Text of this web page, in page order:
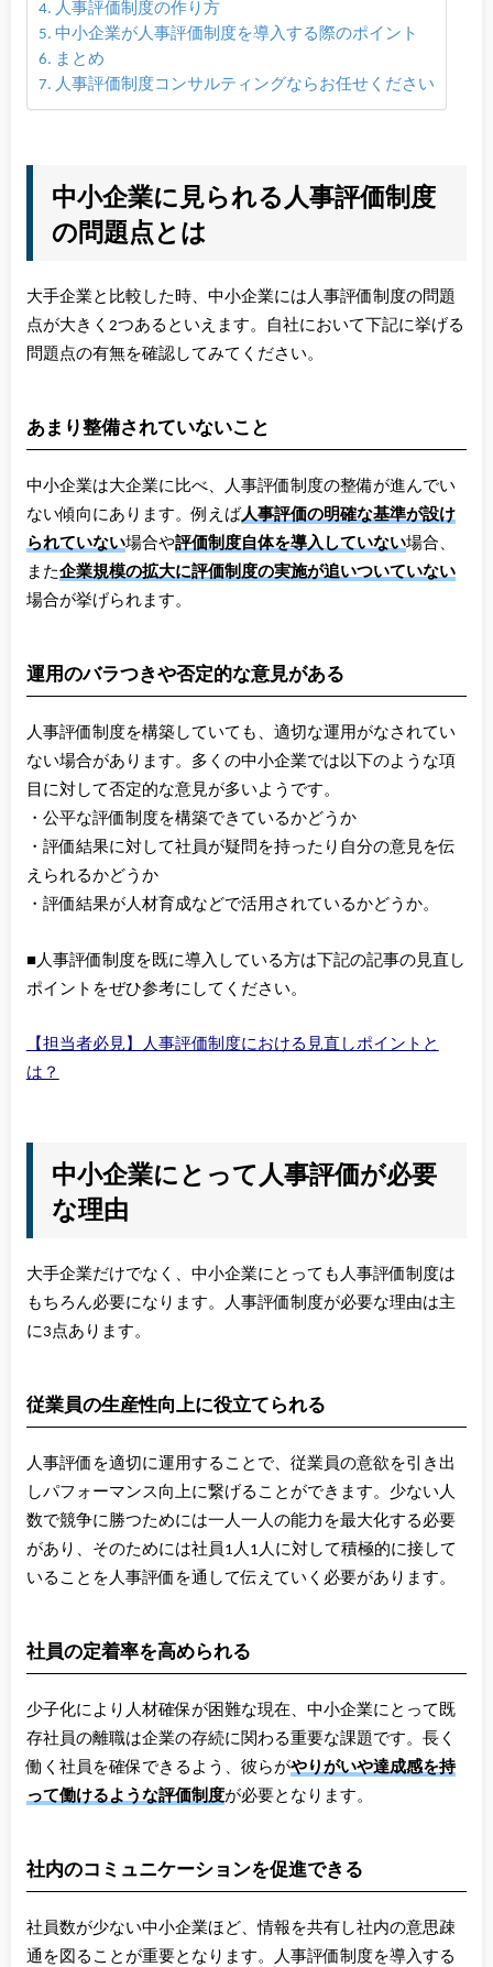
人事評価制度の作り方
中小企業が人事評価制度を導入する際のポイント
まとめ
人事評価制度コンサルティングならお任せください
中小企業に見られる人事評価制度
の問題点とは
大手企業と比較した時、中小企業には人事評価制度の問題
点が大きく2つあるといえます。自社において下記に挙げる
問題点の有無を確認してみてください。
あまり整備されていないこと
中小企業は大企業に比べ、人事評価制度の整備が進んでい
ない傾向にあります。例えば人事評価の明確な基準が設け
られていない場合や評価制度自体を導入していない場合、
また企業規模の拡大に評価制度の実施が追いついていない
場合が挙げられます。
運用のバラつきや否定的な意見がある
人事評価制度を構築していても、適切な運用がなされてい
ない場合があります。多くの中小企業では以下のような項
目に対して否定的な意見が多いようです。
・公平な評価制度を構築できているかどうか
・評価結果に対して社員が疑問を持ったり自分の意見を伝
えられるかどうか
・評価結果が人材育成などで活用されているかどうか。
■人事評価制度を既に導入している方は下記の記事の見直し
ポイントをぜひ参考にしてください。
【担当者必見】人事評価制度における見直しポイントと
は？
中小企業にとって人事評価が必要
な理由
大手企業だけでなく、中小企業にとっても人事評価制度は
もちろん必要になります。人事評価制度が必要な理由は主
に3点あります。
従業員の生産性向上に役立てられる
人事評価を適切に運用することで、従業員の意欲を引き出
しパフォーマンス向上に繋げることができます。少ない人
数で競争に勝つためには一人一人の能力を最大化する必要
があり、そのためには社員1人1人に対して積極的に接して
いることを人事評価を通して伝えていく必要があります。
社員の定着率を高められる
少子化により人材確保が困難な現在、中小企業にとって既
存社員の離職は企業の存続に関わる重要な課題です。長く
働く社員を確保できるよう、彼らがやりがいや達成感を持
って働けるような評価制度が必要となります。
社内のコミュニケーションを促進できる
社員数が少ない中小企業ほど、情報を共有し社内の意思疎
通を図ることが重要となります。人事評価制度を導入する